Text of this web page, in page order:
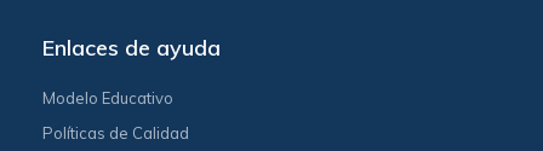
Enlaces de ayuda
Modelo Educativo
Políticas de Calidad